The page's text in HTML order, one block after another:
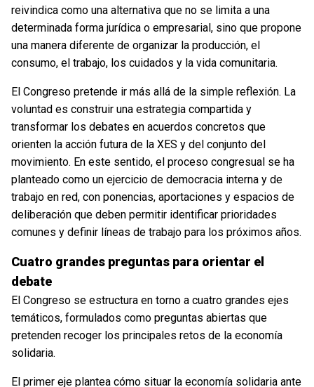
reivindica como una alternativa que no se limita a una
determinada forma jurídica o empresarial, sino que propone
una manera diferente de organizar la producción, el
consumo, el trabajo, los cuidados y la vida comunitaria.
El Congreso pretende ir más allá de la simple reflexión. La
voluntad es construir una estrategia compartida y
transformar los debates en acuerdos concretos que
orienten la acción futura de la XES y del conjunto del
movimiento. En este sentido, el proceso congresual se ha
planteado como un ejercicio de democracia interna y de
trabajo en red, con ponencias, aportaciones y espacios de
deliberación que deben permitir identificar prioridades
comunes y definir líneas de trabajo para los próximos años.
Cuatro grandes preguntas para orientar el
debate
El Congreso se estructura en torno a cuatro grandes ejes
temáticos, formulados como preguntas abiertas que
pretenden recoger los principales retos de la economía
solidaria.
El primer eje plantea cómo situar la economía solidaria ante